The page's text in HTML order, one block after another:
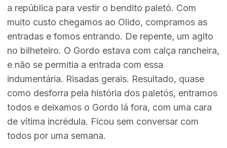
a república para vestir o bendito paletó. Com
muito custo chegamos ao Olido, compramos as
entradas e fomos entrando. De repente, um agito
no bilheteiro. O Gordo estava com calça rancheira,
e não se permitia a entrada com essa
indumentária. Risadas gerais. Resultado, quase
como desforra pela história dos paletós, entramos
todos e deixamos o Gordo lá fora, com uma cara
de vítima incrédula. Ficou sem conversar com
todos por uma semana.